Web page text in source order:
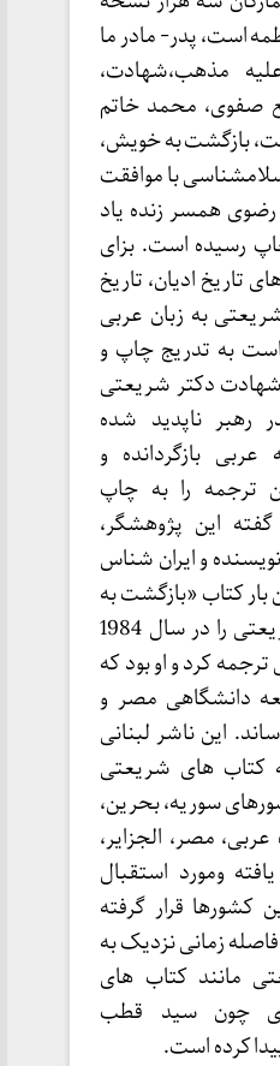
است، پدر- مادر ما
مذهب،شهادت،
صفوی، محمد خاتم
بازگشت به خویش،
با موافقت
همسر زنده یاد
رسیده است. بزای
تاریخ ادیان، تاریخ
به زبان عربی
به تدریج چاپ و
دکتر شریعتی
رهبر ناپدید شده
بازگردانده و
ترجمه را به چاپ
این پژوهشگر،
و ایران شناس
کتاب «بازگشت به
خویشتن» دکتر شریعتی را در سال 1984
کرد و او بود که
دانشگاهی مصر و
این ناشر لبنانی
کتاب های شریعتی
سوریه، بحرین،
مصر، الجزایر،
ومورد استقبال
کشورها قرار گرفته
زمانی نزدیک به
مانند کتاب های
چون سید قطب
کرده است.